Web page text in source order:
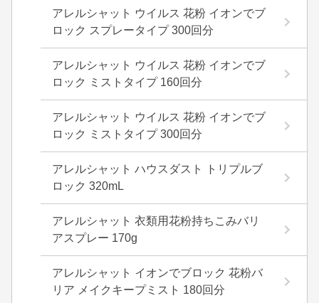
アレルシャット ウイルス 花粉 イオンでブ
ロック スプレータイプ 300回分
アレルシャット ウイルス 花粉 イオンでブ
ロック ミストタイプ 160回分
アレルシャット ウイルス 花粉 イオンでブ
ロック ミストタイプ 300回分
アレルシャット ハウスダスト トリプルブ
ロック 320mL
アレルシャット 衣類用花粉持ちこみバリ
アスプレー 170g
アレルシャット イオンでブロック 花粉バ
リア メイクキープミスト 180回分